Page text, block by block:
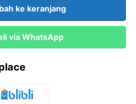
HEPTAMOLYBDATE
250
ke keranjang
via WhatsApp